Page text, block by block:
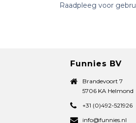
Raadpleeg voor
Funnies BV
Brandevoort 7
5706 KA Helmond
+31 (0)492-521926
info@funnies.nl